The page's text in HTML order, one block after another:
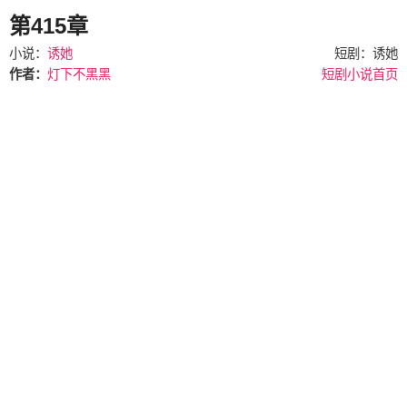
第415章
小说： 诱她
短剧：诱她
作者： 灯下不黑黑 短剧小说首页